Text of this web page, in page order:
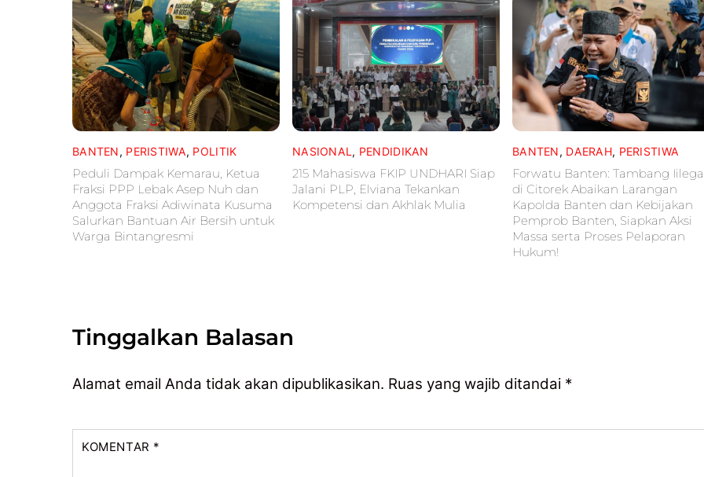
BANTEN, PERISTIWA, POLITIK
Peduli Dampak Kemarau, Ketua
Fraksi PPP Lebak Asep Nuh dan
Anggota Fraksi Adiwinata Kusuma
Salurkan Bantuan Air Bersih untuk
Warga Bintangresmi
NASIONAL , PENDIDIKAN
215 Mahasiswa FKIP UNDHARI Siap
Jalani PLP, Elviana Tekankan
Kompetensi dan Akhlak Mulia
BANTEN, DAERAH, PERISTIWA
Forwatu Banten: Tambang
di Citorek Abaikan Larangan
Kapolda Banten dan Kebijakan
Pemprob Banten, Siapkan Aksi
Massa serta Proses Pelaporan
Hukum!
Tinggalkan Balasan
Alamat email Anda tidak akan dipublikasikan. Ruas yang wajib ditandai *
KOMENTAR *